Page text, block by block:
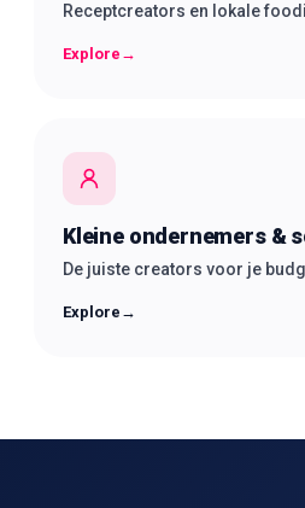
Receptcreators en lokale
Explore →
Kleine ondernemers &
De juiste creators voor je
Explore →